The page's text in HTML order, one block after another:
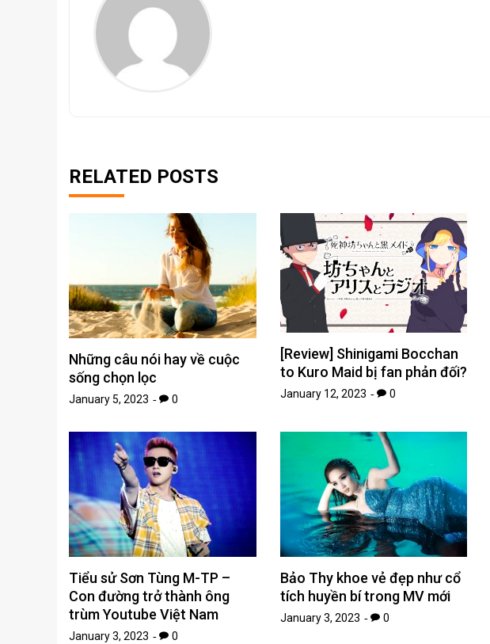
RELATED POSTS
Những câu nói hay về cuộc
sống chọn lọc
January 5, 2023 0
[Review] Shinigami Bocchan
to Kuro Maid bị fan phản đối?
January 12, 2023 0
Tiểu sử Sơn Tùng M-TP –
Con đường trở thành ông
trùm Youtube Việt Nam
January 3, 2023 0
Bảo Thy khoe vẻ đẹp như cổ
tích huyền bí trong MV mới
January 3, 2023 0